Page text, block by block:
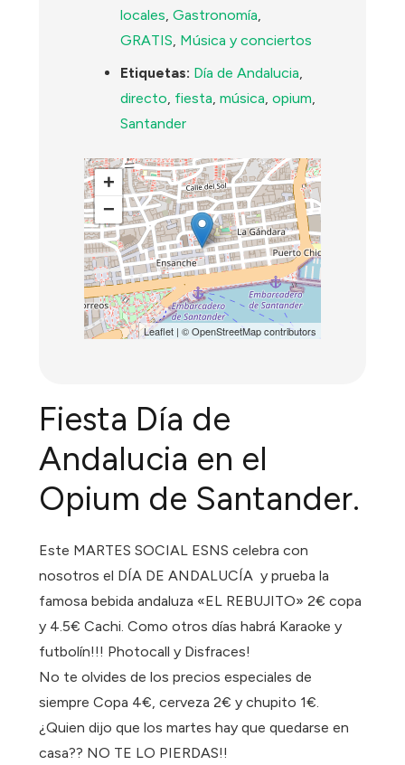
locales,Gastronomía,
GRATIS, Música y conciertos
Etiquetas: Día de Andalucia,
directo, fiesta,música,opium,
Santander
+
−
Leaflet| ©OpenStreetMapcontributors
Fiesta Día de
Andalucia en el
Opium de Santander.
Este MARTES SOCIAL ESNS celebra con
nosotros el DÍA DE ANDALUCÍA y prueba la
famosa bebida andaluza «EL REBUJITO» 2€ copa
y 4.5€ Cachi. Como otros días habrá Karaoke y
futbolín!!! Photocall y Disfraces!
No te olvides de los precios especiales de
siempre Copa 4€, cerveza 2€ y chupito 1€.
¿Quien dijo que los martes hay que quedarse en
casa?? NO TE LO PIERDAS!!